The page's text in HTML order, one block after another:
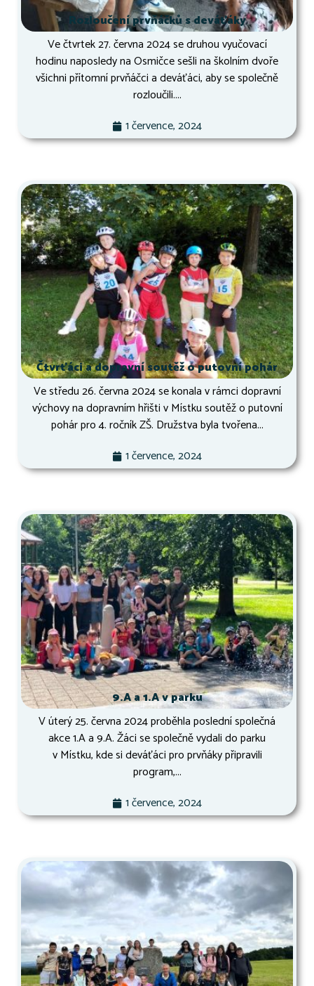
Rozloučení prvňáčků s deváťáky
Ve čtvrtek 27. června 2024 se druhou vyučovací
hodinu naposledy na Osmičce sešli na školním dvoře
všichni přítomní prvňáčci a deváťáci, aby se společně
rozloučili....
1 července, 2024
Čtvrťáci a dopravní soutěž o putovní pohár
Ve středu 26. června 2024 se konala v rámci dopravní
výchovy na dopravním hřišti v Místku soutěž o putovní
pohár pro 4. ročník ZŠ. Družstva byla tvořena...
1 července, 2024
9.A a 1.A v parku
V úterý 25. června 2024 proběhla poslední společná
akce 1.A a 9.A. Žáci se společně vydali do parku
v Místku, kde si deváťáci pro prvňáky připravili
program,...
1 července, 2024